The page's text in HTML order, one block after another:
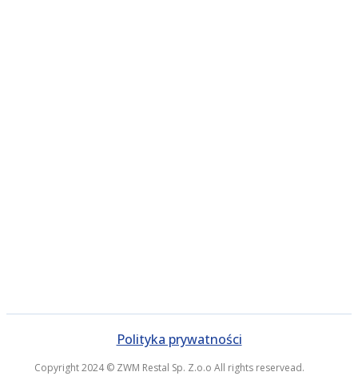
Polityka prywatności
Copyright 2024 © ZWM Restal Sp. Z.o.o All rights reservead.